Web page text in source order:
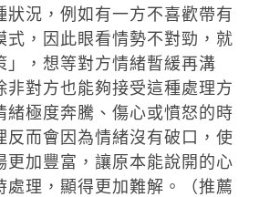
狀況，例如有一方不喜歡帶有
式，因此眼看情勢不對勁，就
」，想等對方情緒暫緩再溝
非對方也能夠接受這種處理方
緒極度奔騰、傷心或憤怒的時
反而會因為情緒沒有破口，使
更加豐富，讓原本能說開的心
處理，顯得更加難解。（推薦